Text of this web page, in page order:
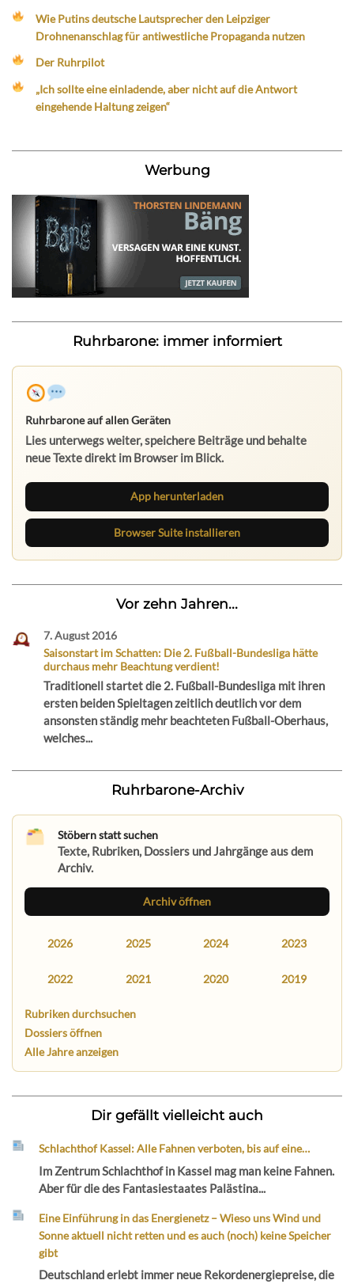
Wie Putins deutsche Lautsprecher den Leipziger
Drohnenanschlag für antiwestliche Propaganda nutzen
Der Ruhrpilot
„Ich sollte eine einladende, aber nicht auf die Antwort
eingehende Haltung zeigen“
Werbung
Ruhrbarone: immer informiert
Ruhrbarone auf allen Geräten
Lies unterwegs weiter, speichere Beiträge und behalte
neue Texte direkt im Browser im Blick.
App herunterladen
Browser Suite installieren
Vor zehn Jahren...
7. August 2016
Saisonstart im Schatten: Die 2. Fußball-Bundesliga hätte
durchaus mehr Beachtung verdient!
Traditionell startet die 2. Fußball-Bundesliga mit ihren
ersten beiden Spieltagen zeitlich deutlich vor dem
ansonsten ständig mehr beachteten Fußball-Oberhaus,
welches...
Ruhrbarone-Archiv
Stöbern statt suchen
Texte, Rubriken, Dossiers und Jahrgänge aus dem
Archiv.
Archiv öffnen
2026 2025 2024 2023
2022 2021 2020 2019
Rubriken durchsuchen
Dossiers öffnen
Alle Jahre anzeigen
Dir gefällt vielleicht auch
Schlachthof Kassel: Alle Fahnen verboten, bis auf eine…
Im Zentrum Schlachthof in Kassel mag man keine Fahnen.
Aber für die des Fantasiestaates Palästina...
Eine Einführung in das Energienetz – Wieso uns Wind und
Sonne aktuell nicht retten und es auch (noch) keine Speicher
gibt
Deutschland erlebt immer neue Rekordenergiepreise, die